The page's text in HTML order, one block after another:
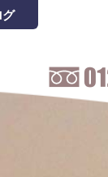
グ